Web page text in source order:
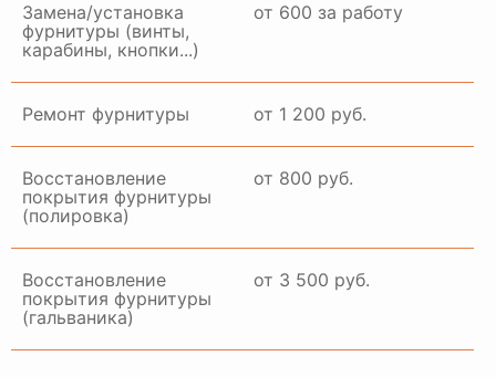
Замена/установка
фурнитуры (винты,
карабины, кнопки...)
от 600 за работу
Ремонт фурнитуры от 1 200 руб.
Восстановление
покрытия фурнитуры
(полировка)
от 800 руб.
Восстановление
покрытия фурнитуры
(гальваника)
от 3 500 руб.